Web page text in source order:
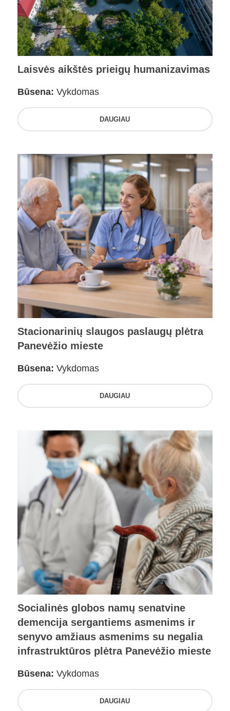
Laisvės aikštės prieigų humanizavimas
Būsena: Vykdomas
DAUGIAU
Stacionarinių slaugos paslaugų plėtra
Panevėžio mieste
Būsena: Vykdomas
DAUGIAU
Socialinės globos namų senatvine
demencija sergantiems asmenims ir
senyvo amžiaus asmenims su negalia
infrastruktūros plėtra Panevėžio mieste
Būsena: Vykdomas
DAUGIAU